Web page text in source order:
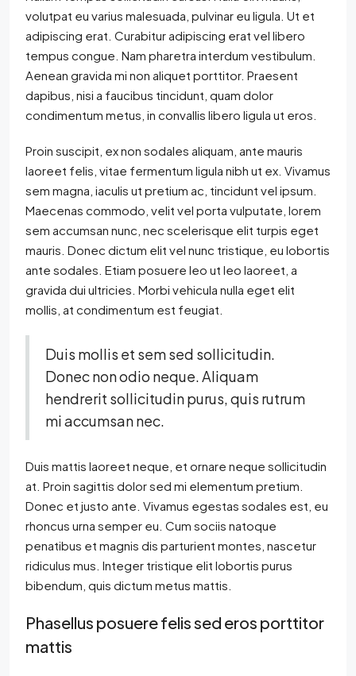
volutpat eu varius malesuada, pulvinar eu ligula. Ut et
adipiscing erat. Curabitur adipiscing erat vel libero
tempus congue. Nam pharetra interdum vestibulum.
Aenean gravida mi non aliquet porttitor. Praesent
dapibus, nisi a faucibus tincidunt, quam dolor
condimentum metus, in convallis libero ligula ut eros.
Proin suscipit, ex non sodales aliquam, ante mauris
laoreet felis, vitae fermentum ligula nibh ut ex. Vivamus
sem magna, iaculis ut pretium ac, tincidunt vel ipsum.
Maecenas commodo, velit vel porta vulputate, lorem
sem accumsan nunc, nec scelerisque elit turpis eget
mauris. Donec dictum elit vel nunc tristique, eu lobortis
ante sodales. Etiam posuere leo ut leo laoreet, a
gravida dui ultricies. Morbi vehicula nulla eget elit
mollis, at condimentum est feugiat.
Duis mollis et sem sed sollicitudin.
Donec non odio neque. Aliquam
hendrerit sollicitudin purus, quis rutrum
mi accumsan nec.
Duis mattis laoreet neque, et ornare neque sollicitudin
at. Proin sagittis dolor sed mi elementum pretium.
Donec et justo ante. Vivamus egestas sodales est, eu
rhoncus urna semper eu. Cum sociis natoque
penatibus et magnis dis parturient montes, nascetur
ridiculus mus. Integer tristique elit lobortis purus
bibendum, quis dictum metus mattis.
Phasellus posuere felis sed eros porttitor
mattis